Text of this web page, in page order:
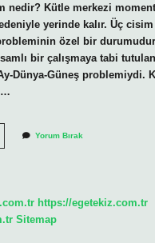
nedir? Kütle merkezi
yerinde kalır. Üç cisim
özel bir
bir çalışmaya tabi
Dünya-Güneş problemiydi.
Yorum Bırak
https://egetekiz.com.tr
Sitemap